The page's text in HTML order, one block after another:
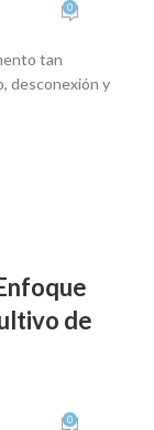
0
tan
desconexión y
de
0